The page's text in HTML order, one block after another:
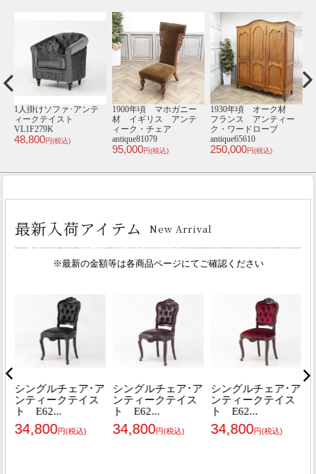
1人掛けソファ･アンテ
ィークテイスト
VL1F279K
48,800円(税込)
1900年頃 マホガニー
材 イギリス アンテ
ィーク・チェア
antique81079
95,000円(税込)
1930年頃 オーク材
フランス アンティー
ク・ワードローブ
antique65610
250,000円(税込)